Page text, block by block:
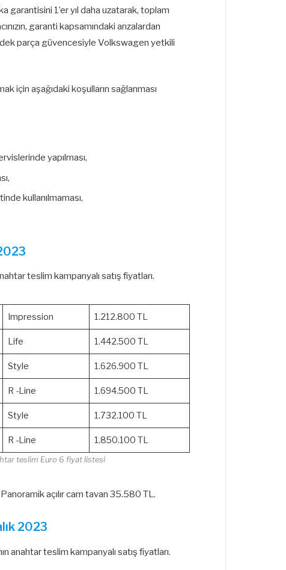
garantisini 1’er yıl daha uzatarak, toplam
garanti kapsamındaki arızalardan
parça güvencesiyle Volkswagen yetkili
için aşağıdaki koşulların sağlanması
yapılması,
kullanılmaması,
teslim kampanyalı satış fiyatları.
Impression 1.212.800 TL
Life 1.442.500 TL
Style 1.626.900 TL
R -Line 1.694.500 TL
Style 1.732.100 TL
R -Line 1.850.100 TL
teslim Euro 6 fiyat listesi
açılır cam tavan 35.580 TL.
2023
anahtar teslim kampanyalı satış fiyatları.